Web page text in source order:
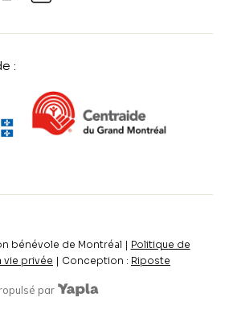
:
bénévole de Montréal | Politique de
privée | Conception : Riposte
par